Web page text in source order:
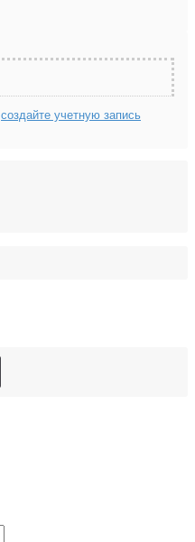
создайте учетную запись